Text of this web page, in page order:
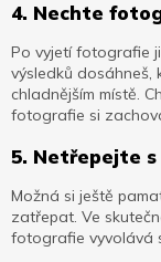
4. Nechte
Po vyjetí fotografie ji
výsledků dosáhneš,
chladnějším místě.
fotografie si
5. Netřepejte
Možná si ještě
zatřepat. Ve
fotografie vyvolává